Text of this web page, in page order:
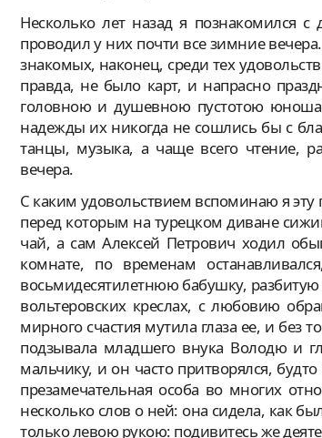
Несколько лет назад я познакомился
проводил у них почти все зимние
знакомых, наконец, среди тех
правда, не было карт, и напрасно
головною и душевною пустотою юноша
надежды их никогда не сошлись бы с
танцы, музыка, а чаще всего чтение,
вечера.
С каким удовольствием вспоминаю я
перед которым на турецком диване
чай, а сам Алексей Петрович ходил
комнате, по временам
восьмидесятилетнюю бабушку,
вольтеровских креслах, с любовию
мирного счастия мутила глаза ее, и
подзывала младшего внука Володю и
мальчику, и он часто притворялся,
презамечательная особа во многих
несколько слов о ней: она сидела, как
только левою рукою: подивитесь же